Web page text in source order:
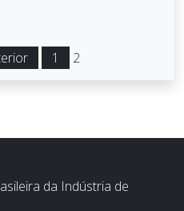
1 2
da Indústria de